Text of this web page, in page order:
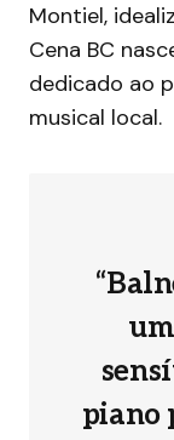
Montiel,
Cena BC
dedicado ao
musical local.
piano